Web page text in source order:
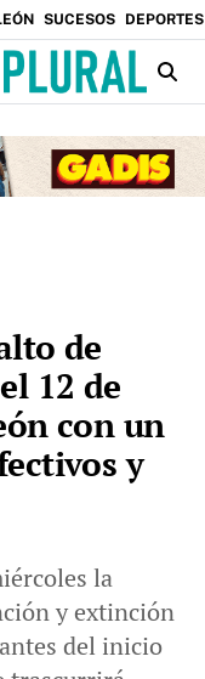
SUCESOS DEPORTES
de
12 de
con un
y
la
y extinción
del inicio